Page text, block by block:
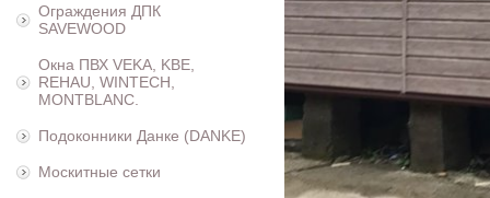
Ограждения ДПК
SAVEWOOD
Окна ПВХ VEKA, KBE,
REHAU, WINTECH,
MONTBLANC.
Подоконники Данке (DANKE)
Москитные сетки